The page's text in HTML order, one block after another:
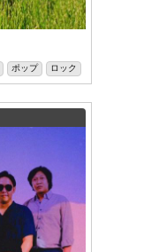
ポップ ロック